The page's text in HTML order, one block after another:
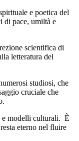
e poetica del
di pace, umiltà e
scientifica di
letteratura del
studiosi, che
cruciale che
e modelli culturali. È
eterno nel fluire